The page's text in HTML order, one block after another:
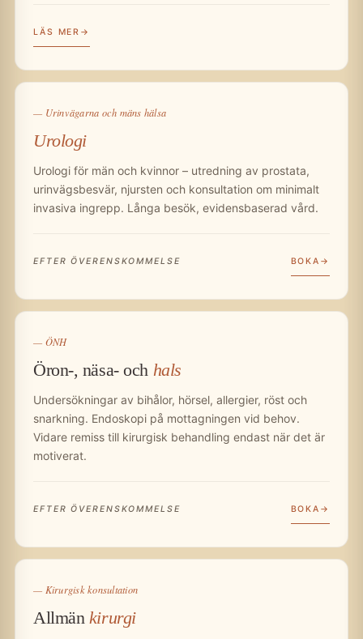
LÄS MER
— Urinvägarna och mäns hälsa
Urologi
Urologi för män och kvinnor – utredning av prostata,
urinvägsbesvär, njursten och konsultation om minimalt
invasiva ingrepp. Långa besök, evidensbaserad vård.
EFTER ÖVERENSKOMMELSE BOKA
— ÖNH
Öron-, näsa- och hals
Undersökningar av bihålor, hörsel, allergier, röst och
snarkning. Endoskopi på mottagningen vid behov.
Vidare remiss till kirurgisk behandling endast när det är
motiverat.
EFTER ÖVERENSKOMMELSE BOKA
— Kirurgisk konsultation
Allmän kirurgi